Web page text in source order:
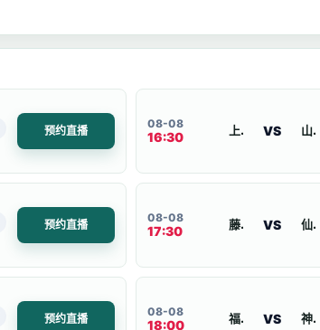
预约直播
08-08
16:30 上海海港B VS 山东泰山二
预约直播
08-08
17:30 藤枝MYFC VS 仙台七夕
预约直播
08-08
18:00 福冈黄蜂 VS 神户胜利船